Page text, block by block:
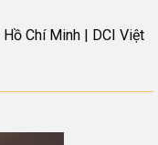
Chí Minh | DCI Việt